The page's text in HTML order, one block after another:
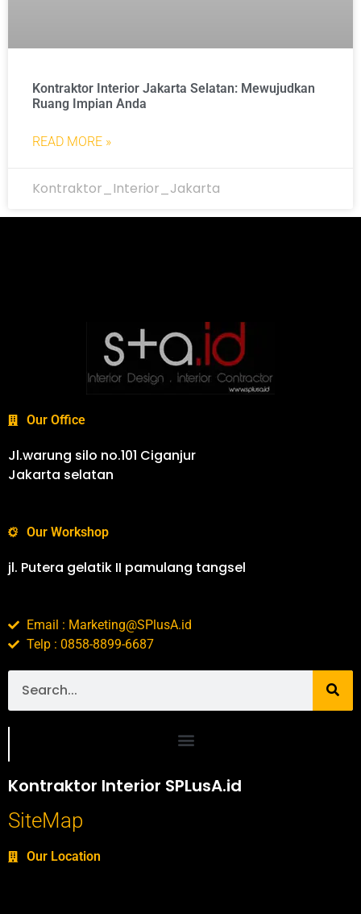
Kontraktor Interior Jakarta Selatan: Mewujudkan
Ruang Impian Anda
READ MORE »
Kontraktor_Interior_Jakarta
Our Office
Jl.warung silo no.101 Ciganjur
Jakarta selatan
Our Workshop
jl. Putera gelatik II pamulang tangsel
Email : Marketing@SPlusA.id
Telp : 0858-8899-6687
Kontraktor Interior SPLusA.id
SiteMap
Our Location